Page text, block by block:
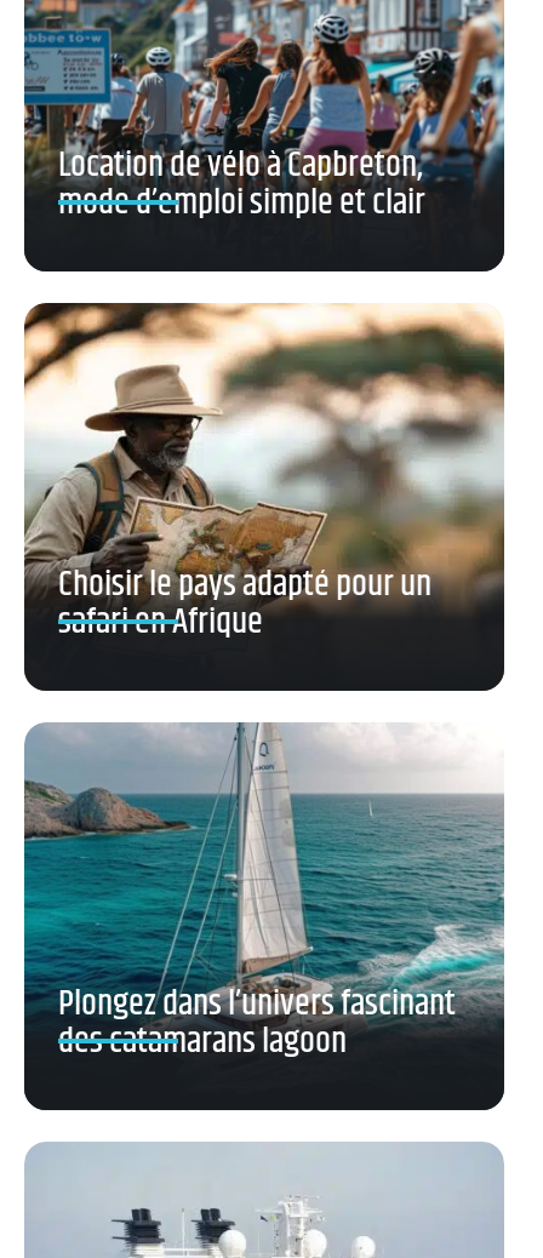
Location de vélo à Capbreton,
mode d’emploi simple et clair
Choisir le pays adapté pour un
safari en Afrique
Plongez dans l’univers fascinant
des catamarans lagoon